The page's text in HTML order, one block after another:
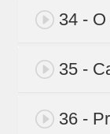
34 -
35 -
36 -